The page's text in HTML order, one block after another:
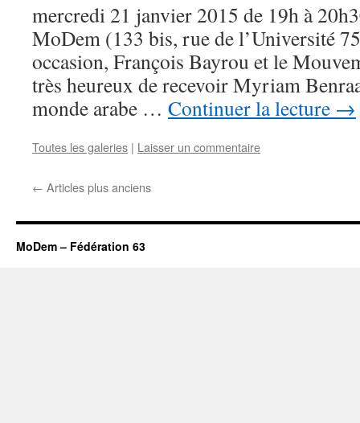
mercredi 21 janvier 2015 de 19h à
MoDem (133 bis, rue de l’Université
occasion, François Bayrou et le
très heureux de recevoir Myriam
monde arabe … Continuer la lecture →
Toutes les galeries | Laisser un commentaire
← Articles plus anciens
MoDem – Fédération 63